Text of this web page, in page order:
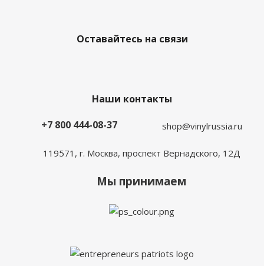
Оставайтесь на связи
Наши контакты
+7 800 444-08-37
shop@vinylrussia.ru
119571, г. Москва, проспект Вернадского, 12Д
Мы принимаем